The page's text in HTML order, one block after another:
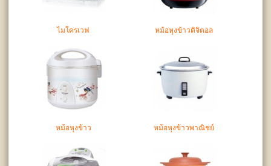
ไมโครเวฟ หม้อหุงข้าวดิจิตอล
หม้อหุงข้าว หม้อหุงข้าวพาณิชย์